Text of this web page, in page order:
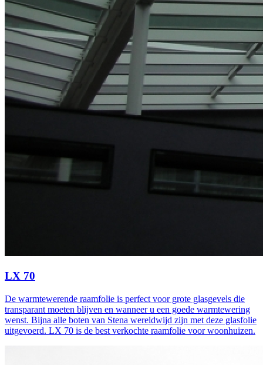
LX 70
De warmtewerende raamfolie is perfect voor grote glasgevels die
transparant moeten blijven en wanneer u een goede warmtewering
wenst. Bijna alle boten van Stena wereldwijd zijn met deze glasfolie
uitgevoerd. LX 70 is de best verkochte raamfolie voor woonhuizen.